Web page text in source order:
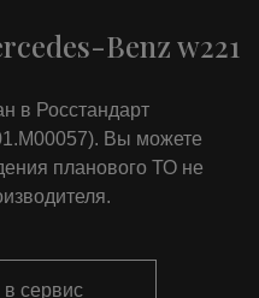
Benz w221
в Росстандарт
Вы можете
планового ТО не
в сервис